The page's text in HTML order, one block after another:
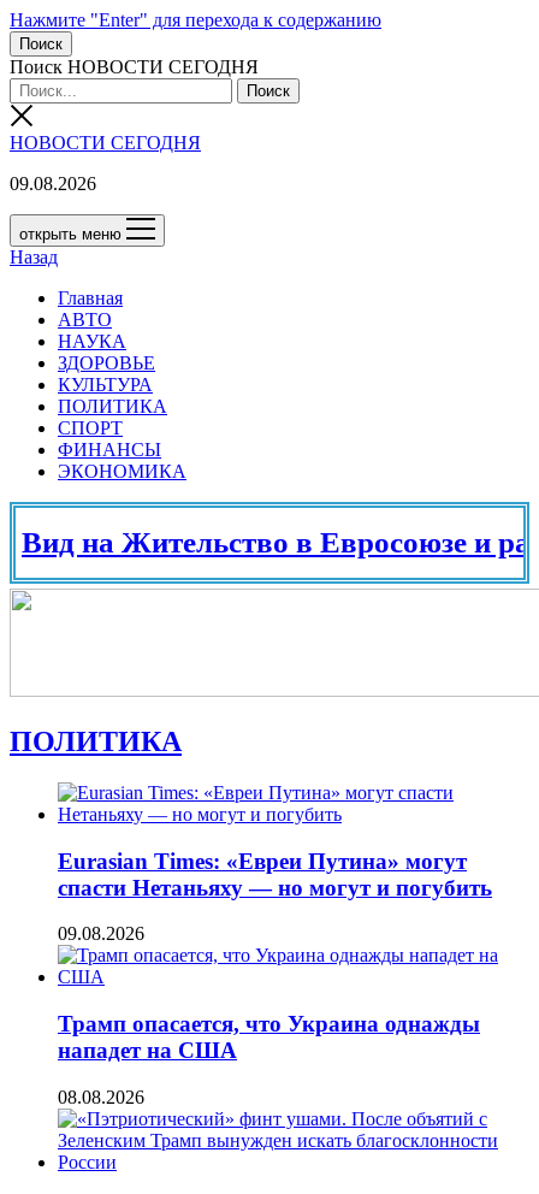
Нажмите "Enter" для перехода к содержанию
Поиск
Поиск НОВОСТИ СЕГОДНЯ
НОВОСТИ СЕГОДНЯ
09.08.2026
открыть меню
Назад
Главная
АВТО
НАУКА
ЗДОРОВЬЕ
КУЛЬТУРА
ПОЛИТИКА
СПОРТ
ФИНАНСЫ
ЭКОНОМИКА
Жительство в Евросоюзе и разных
ПОЛИТИКА
Eurasian Times: «Евреи Путина» могут
спасти Нетаньяху — но могут и погубить
09.08.2026
Трамп опасается, что Украина однажды
нападет на США
08.08.2026